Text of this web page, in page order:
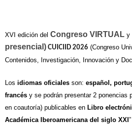
XVI edición del Congreso VIRTUAL y
presencial) CUICIID 2026 (Congreso
Contenidos, Investigación, Innovación y
Los idiomas oficiales son: español,
francés y se podrán presentar 2 ponencias
en coautoría) publicables en Libro
Académica Iberoamericana del siglo XXI”